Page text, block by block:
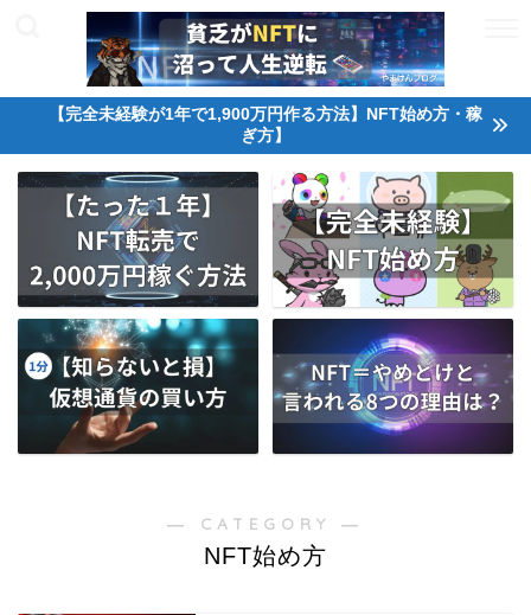
【完全未経験が1年で1,900万円作る方法】NFT始め方・稼
ぎ方】
― CATEGORY ―
NFT始め方